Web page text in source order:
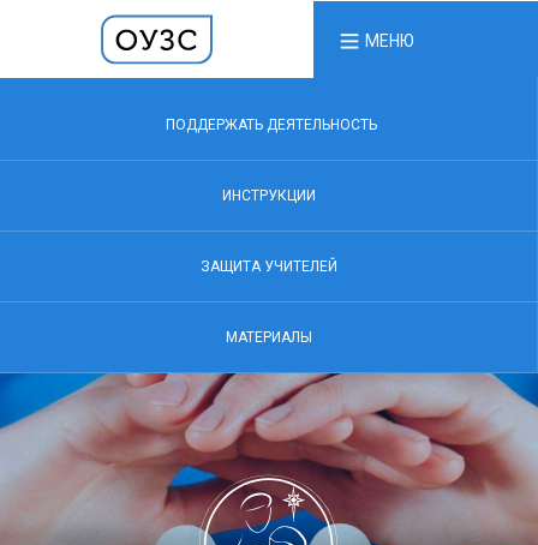
МЕНЮ
ПОДДЕРЖАТЬ ДЕЯТЕЛЬНОСТЬ
ИНСТРУКЦИИ
ЗАЩИТА УЧИТЕЛЕЙ
МАТЕРИАЛЫ